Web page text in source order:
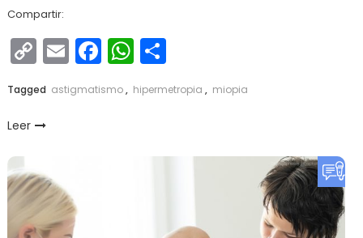
Compartir:
Copy
Link
EmailFacebook
WhatsApp
Compartir
Tagged astigmatismo, hipermetropia , miopia
Leer